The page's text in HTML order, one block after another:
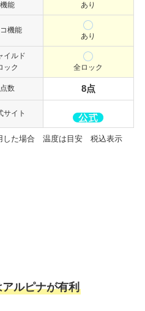
機能
あり
機能
あり
イルド
ック
全ロック
点数 8点
サイト
た場合 温度は目安 税込表示
ルピナが有利